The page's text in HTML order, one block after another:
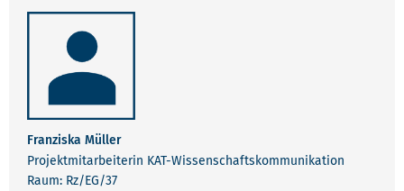
Franziska Müller
Projektmitarbeiterin KAT-Wissenschaftskommunikation
Raum: Rz/EG/37